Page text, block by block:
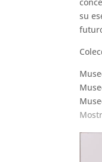
su